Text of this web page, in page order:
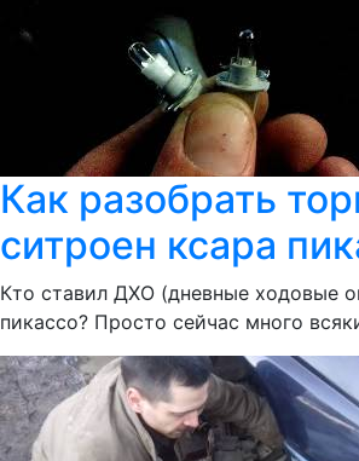
Как разобрать
ситроен ксара
Кто ставил ДХО (дневные ходовые
пикассо? Просто сейчас много